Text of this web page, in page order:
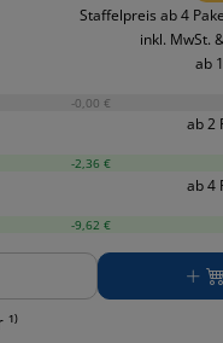
Staffelpreis ab 4
inkl. MwSt.
ab
-0,00 €
ab 2
-2,36 €
ab 4
-9,62 €